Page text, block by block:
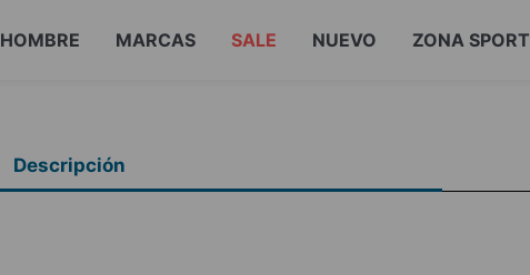
HOMBRE MARCAS SALE NUEVO ZONA SPORT
Descripción